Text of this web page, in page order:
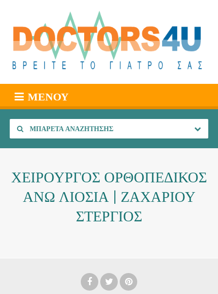
ΜΕΝΟΎ
ΜΠΑΡΈΤΑ ΑΝΑΖΉΤΗΣΗΣ
ΧΕΙΡΟΥΡΓΟΣ ΟΡΘΟΠΕΔΙΚΟΣ
ΑΝΩ ΛΙΟΣΙΑ | ΖΑΧΑΡΙΟΥ
ΣΤΕΡΓΙΟΣ